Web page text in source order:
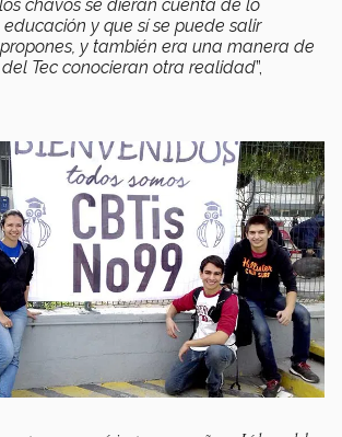
chavos se dieran cuenta de lo
y que sí se puede salir
y también era una manera de
Tec conocieran otra realidad”,